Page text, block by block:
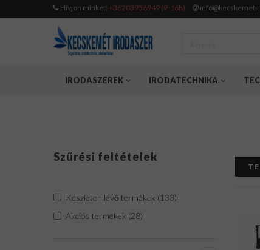
Hívjon minket: +36203956949 (9-16h)
IRODASZEREK IRODATECHNIKA
Szűrési feltételek
Készleten lévő termékek (133)
Akciós termékek (28)